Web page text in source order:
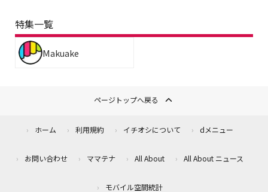
特集一覧
Makuake
ページトップへ戻る
ホーム 利用規約 イチオシについて dメニュー
お問い合わせ ママテナ All About All About ニュース
モバイル空間統計